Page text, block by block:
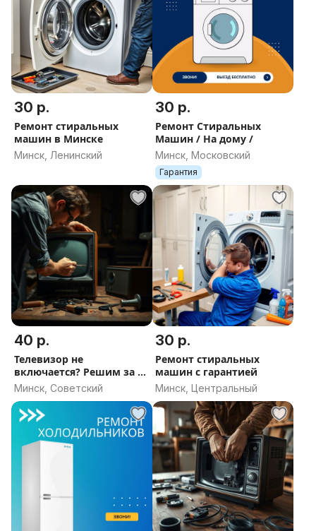
30 р.
Ремонт стиральных
машин в Минске
Минск, Ленинский
30 р.
Ремонт Стиральных
Машин / На дому /
Минск, Московский
Гарантия
40 р.
Телевизор не
включается? Решим за 2
часа
Минск, Советский
30 р.
Ремонт стиральных
машин с гарантией
Минск, Центральный